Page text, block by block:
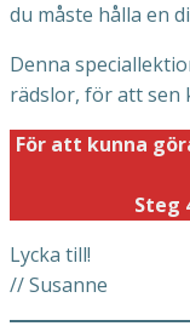
du måste hålla en
Denna
rädslor, för att sen
För att kunna
Steg
Lycka till!
// Susanne